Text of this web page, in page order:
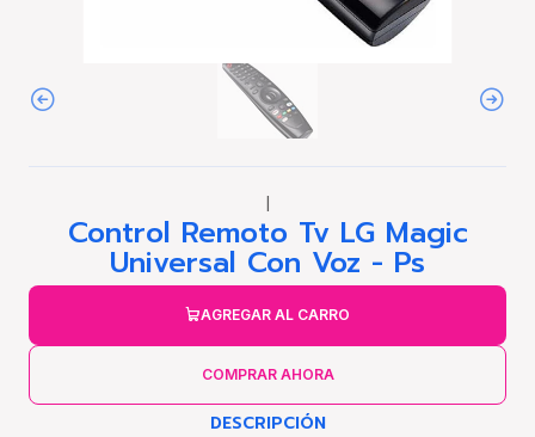
|
Control Remoto Tv LG Magic
Universal Con Voz - Ps
AGREGAR AL CARRO
COMPRAR AHORA
DESCRIPCIÓN